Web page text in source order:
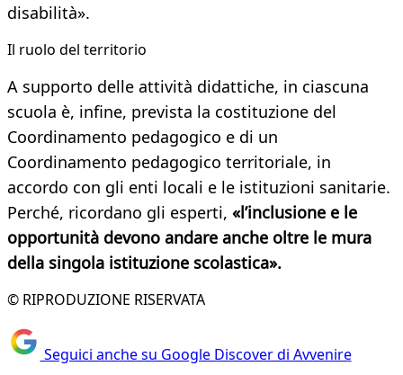
disabilità».
Il ruolo del territorio
A supporto delle attività didattiche, in ciascuna
scuola è, infine, prevista la costituzione del
Coordinamento pedagogico e di un
Coordinamento pedagogico territoriale, in
accordo con gli enti locali e le istituzioni sanitarie.
Perché, ricordano gli esperti, «l’inclusione e le
opportunità devono andare anche oltre le mura
della singola istituzione scolastica».
© RIPRODUZIONE RISERVATA
Seguici anche su Google Discover di Avvenire